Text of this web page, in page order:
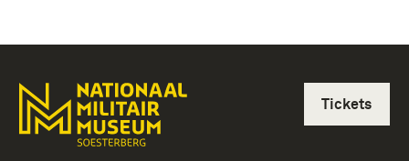
Tickets